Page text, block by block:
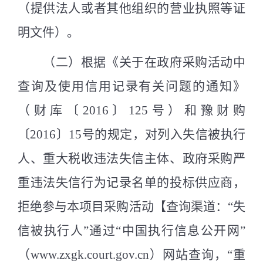
（提供法人或者其他组织的营业执照等证
明文件）。
（二） 根据《关于在政府采购活动中
查询及使用信用记录有关问题的通知》
（财库〔 2016 〕 125 号）和豫财购
〔2016〕 15号的规定，对列入失信被执行
人、重大税收违法失信主体、政府采购严
重违法失信行为记录名单的投标供应商，
拒绝参与本项目采购活动【查询渠道： “失
信被执行人”通过“中国执行信息公开网 ”
（www.zxgk.court.gov.cn）网站查询， “重